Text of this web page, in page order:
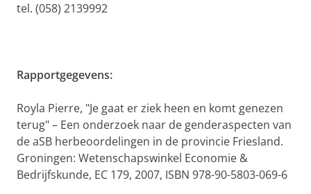
tel. (058) 2139992
Rapportgegevens:
Royla Pierre, "Je gaat er ziek heen en komt genezen
terug" – Een onderzoek naar de genderaspecten van
de aSB herbeoordelingen in de provincie Friesland.
Groningen: Wetenschapswinkel Economie &
Bedrijfskunde, EC 179, 2007, ISBN 978-90-5803-069-6